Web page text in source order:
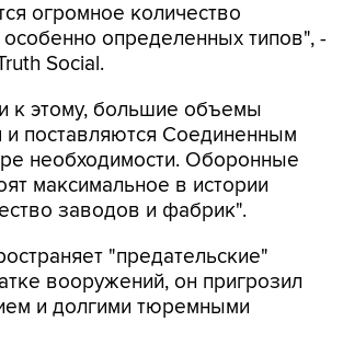
огромное количество
определенных типов", -
Social.
к этому, большие объемы
и поставляются Соединенным
необходимости. Оборонные
максимальное в истории
заводов и фабрик".
"предательские"
вооружений, он пригрозил
и долгими тюремными